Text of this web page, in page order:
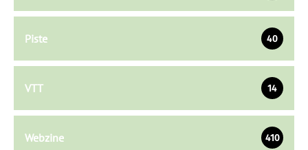
Piste 40
VTT 14
Webzine 410